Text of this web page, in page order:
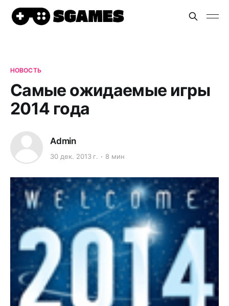
НОВОСТЬ
Самые ожидаемые игры
2014 года
Admin
30 дек. 2013 г. 8 мин